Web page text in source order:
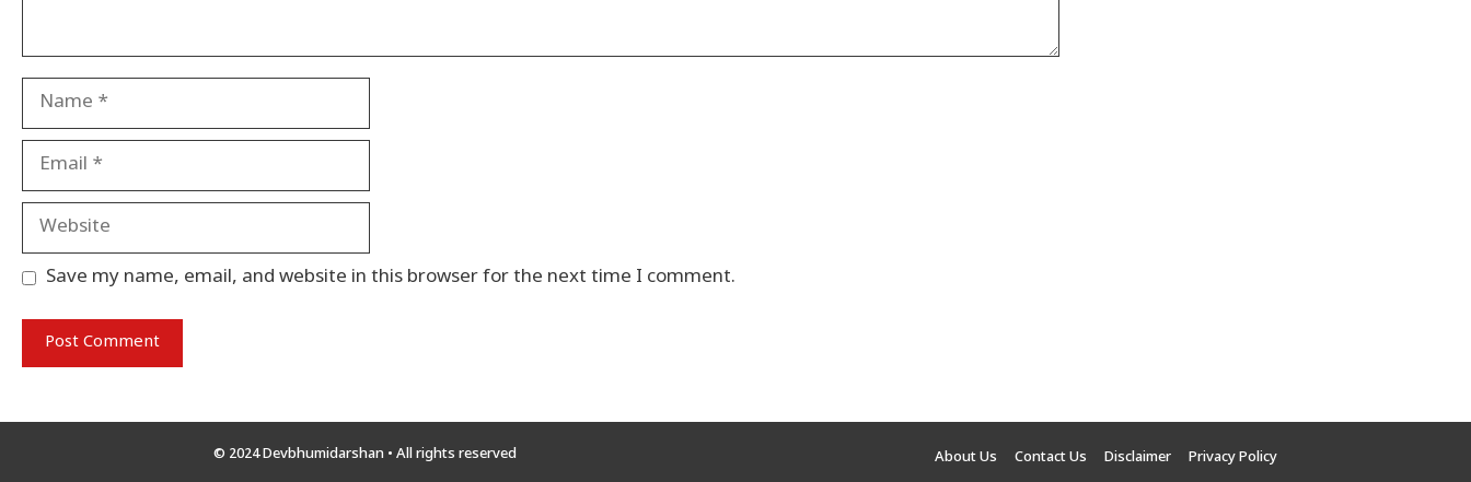
Name
Email
Website
Save my name, email, and website in this browser for the next time I comment.
© 2024 Devbhumidarshan • All rights reserved About Us Contact Us Disclaimer Privacy Policy